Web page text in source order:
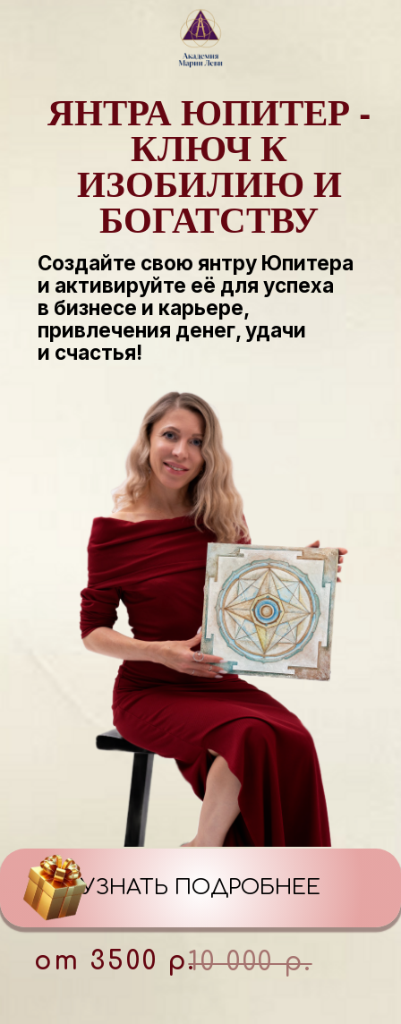
Создайте свою янтру Юпитера
в бизнесе и карьере,
привлечения денег, удачи
и счастья!
от 3500 р.10 000 р.
Цена повысится
через:
ЯНТРА ЮПИТЕР -
КЛЮЧ К
ИЗОБИЛИЮ И
БОГАТСТВУ
УЗНАТЬ ПОДРОБНЕЕ